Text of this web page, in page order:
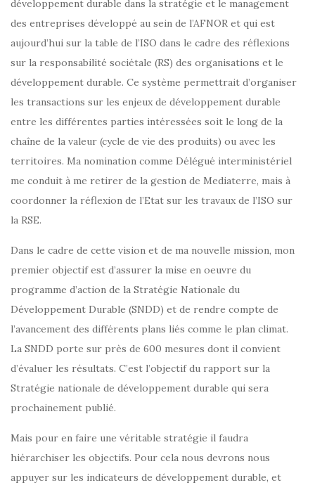
développement durable dans la stratégie et le management
des entreprises développé au sein de l’AFNOR et qui est
aujourd’hui sur la table de l’ISO dans le cadre des réflexions
sur la responsabilité sociétale (RS) des organisations et le
développement durable. Ce système permettrait d’organiser
les transactions sur les enjeux de développement durable
entre les différentes parties intéressées soit le long de la
chaîne de la valeur (cycle de vie des produits) ou avec les
territoires. Ma nomination comme Délégué interministériel
me conduit à me retirer de la gestion de Mediaterre, mais à
coordonner la réflexion de l’Etat sur les travaux de l’ISO sur
la RSE.
Dans le cadre de cette vision et de ma nouvelle mission, mon
premier objectif est d’assurer la mise en oeuvre du
programme d’action de la Stratégie Nationale du
Développement Durable (SNDD) et de rendre compte de
l’avancement des différents plans liés comme le plan climat.
La SNDD porte sur près de 600 mesures dont il convient
d’évaluer les résultats. C’est l’objectif du rapport sur la
Stratégie nationale de développement durable qui sera
prochainement publié.
Mais pour en faire une véritable stratégie il faudra
hiérarchiser les objectifs. Pour cela nous devrons nous
appuyer sur les indicateurs de développement durable, et